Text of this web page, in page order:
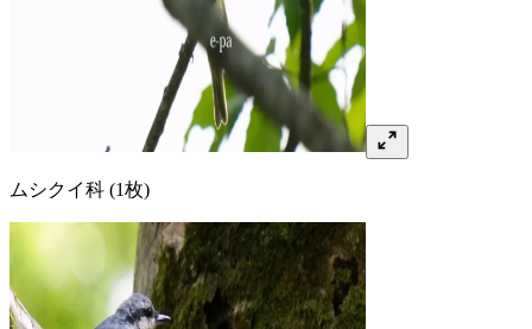
ムシクイ科 (1枚)